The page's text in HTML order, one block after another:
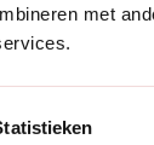
met